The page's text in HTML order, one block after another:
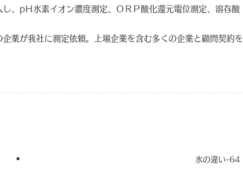
、pＨ水素イオン濃度測定、ＯＲＰ酸化還元電位測定、溶存酸
業が我社に測定依頼。上場企業を含む多くの企業と顧問契約を
水の違い-64